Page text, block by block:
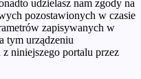
udzielasz nam zgody na
pozostawionych w czasie
zapisywanych w
tym urządzeniu
niniejszego portalu przez